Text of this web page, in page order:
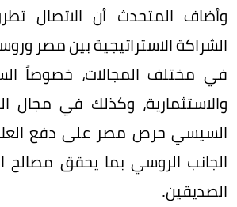
وأضاف المتحدث أن الاتصال
الشراكة الاستراتيجية بين مصر
في مختلف المجالات، خصوصاً
والاستثمارية، وكذلك في مجال
السيسي حرص مصر على دفع
الجانب الروسي بما يحقق مصالح
الصديقين.